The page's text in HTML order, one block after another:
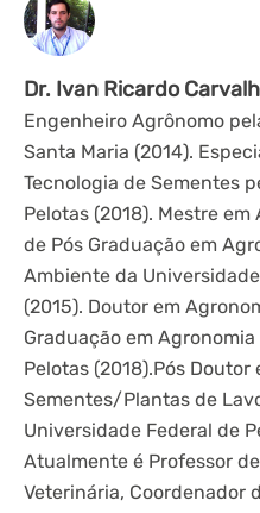
Dr. Ivan Ricardo
Engenheiro Agrônomo
Santa Maria (2014).
Tecnologia de Sementes
Pelotas (2018). Mestre
de Pós Graduação em
Ambiente da
(2015). Doutor em
Graduação em
Pelotas (2018).Pós
Sementes/Plantas de
Universidade Federal de
Atualmente é Professor
Veterinária, Coordenador